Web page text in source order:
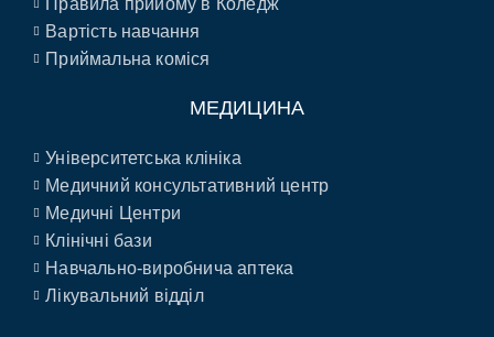
Вартість навчання
Приймальна коміся
МЕДИЦИНА
Університетська клініка
Медичний консультативний центр
Медичні Центри
Клінічні бази
Навчально-виробнича аптека
Лікувальний відділ